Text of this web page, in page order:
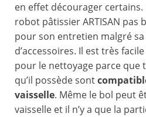
en effet décourager certains.
robot pâtissier ARTISAN pas
pour son entretien malgré
d’accessoires. Il est très
pour le nettoyage parce que
qu’il possède sont
vaisselle. Même le bol peut
vaisselle et il n’y a que la